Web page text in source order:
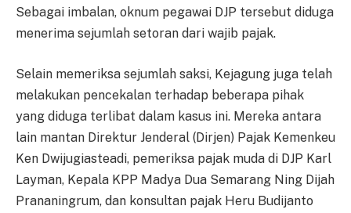
Sebagai imbalan, oknum pegawai DJP tersebut diduga
menerima sejumlah setoran dari wajib pajak.
Selain memeriksa sejumlah saksi, Kejagung juga telah
melakukan pencekalan terhadap beberapa pihak
yang diduga terlibat dalam kasus ini. Mereka antara
lain mantan Direktur Jenderal (Dirjen) Pajak Kemenkeu
Ken Dwijugiasteadi, pemeriksa pajak muda di DJP Karl
Layman, Kepala KPP Madya Dua Semarang Ning Dijah
Prananingrum, dan konsultan pajak Heru Budijanto